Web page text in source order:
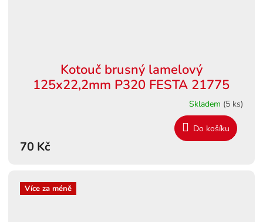
Kotouč brusný lamelový
125x22,2mm P320 FESTA 21775
Skladem (5 ks)
70 Kč
Do košíku
Více za méně